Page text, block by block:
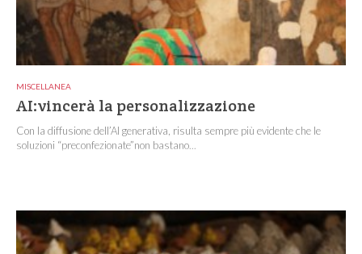
MISCELLANEA
AI:vincerà la personalizzazione
Con la diffusione dell’AI generativa, risulta sempre più evidente che le
soluzioni “preconfezionate”non bastano...